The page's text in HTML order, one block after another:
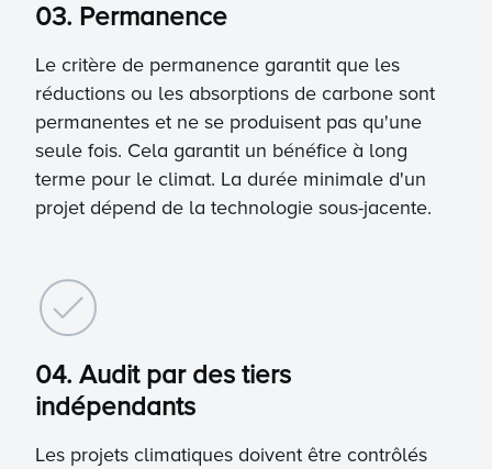
03. Permanence
Le critère de permanence garantit que les
réductions ou les absorptions de carbone sont
permanentes et ne se produisent pas qu'une
seule fois. Cela garantit un bénéfice à long
terme pour le climat. La durée minimale d'un
projet dépend de la technologie sous-jacente.
04. Audit par des tiers
indépendants
Les projets climatiques doivent être contrôlés